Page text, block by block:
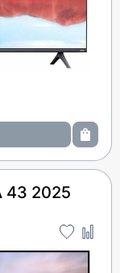
43 2025